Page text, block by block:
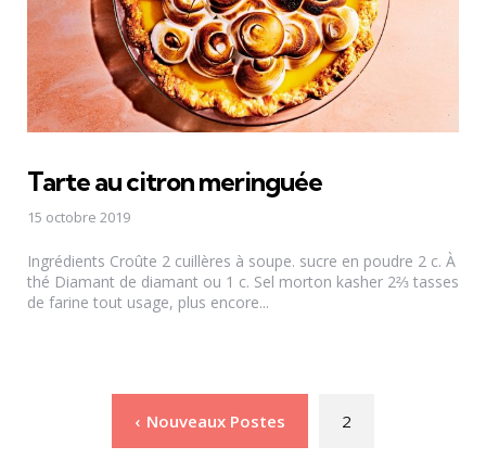
Tarte au citron meringuée
15 octobre 2019
Ingrédients Croûte 2 cuillères à soupe. sucre en poudre 2 c. À
thé Diamant de diamant ou 1 c. Sel morton kasher 2⅔ tasses
de farine tout usage, plus encore...
Nouveaux Postes 2